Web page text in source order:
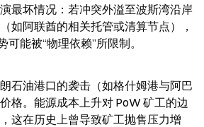
最坏情况：若冲突外溢至波斯湾沿岸
如阿联酋的相关托管或清算节点），
可能被“物理依赖”所限制。
石油港口的袭击（如格什姆港与阿巴
格。能源成本上升对 PoW 矿工的边
这在历史上曾导致矿工抛售压力增